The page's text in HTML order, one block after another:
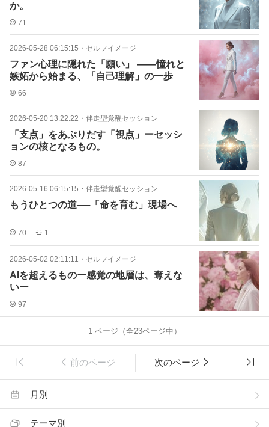
か。
71
2026-05-28 06:15:15 ・ セルフイメージ
ファン心理に隠れた「願い」 ——憧れと
嫉妬から始まる、「自己理解」の一歩
66
2026-05-20 13:22:22 ・ 伴走型覚醒セッション
「支点」をあぶりだす「視点」ーセッシ
ョンの核となるもの。
87
2026-05-16 06:15:15 ・ 伴走型覚醒セッション
もうひとつの道──「命を育む」現場へ
70 1
2026-05-02 02:11:11 ・ セルフイメージ
AIを超えるものー感覚の地層は、奪えな
いー
97
1ページ（全23ページ中）
前のページ 次のページ
月別
テーマ別